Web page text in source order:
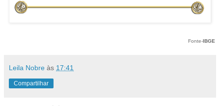
Fonte-IBGE
Leila Nobre às 17:41
Compartilhar